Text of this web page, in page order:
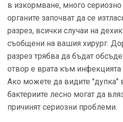
в изкормване, много
органите започват да се
разрез, всички случаи на
съобщени на вашия хирург.
разрез трябва да бъдат
отвор е врата към инфекцията
Ако можете да видите "дупка"
бактериите лесно могат да
причинят сериозни проблеми.